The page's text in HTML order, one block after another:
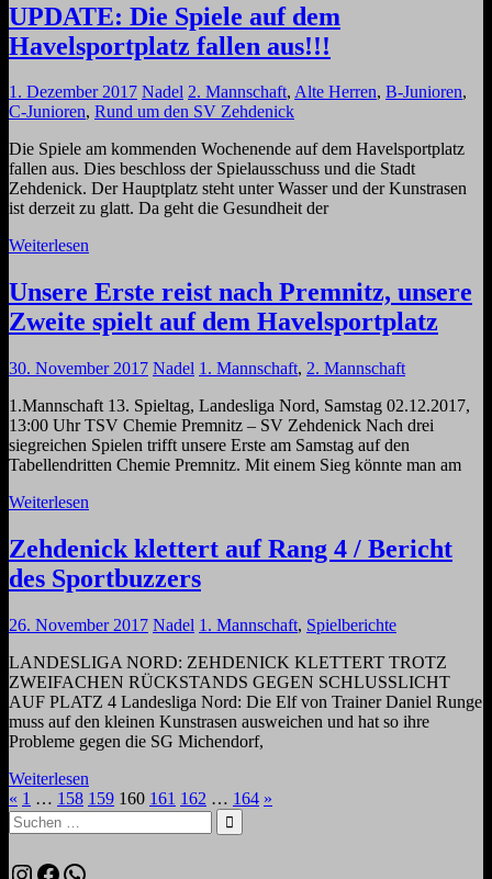
UPDATE: Die Spiele auf dem
Havelsportplatz fallen aus!!!
1. Dezember 2017 Nadel 2. Mannschaft, Alte Herren, B-Junioren,
C-Junioren, Rund um den SV Zehdenick
Die Spiele am kommenden Wochenende auf dem Havelsportplatz
fallen aus. Dies beschloss der Spielausschuss und die Stadt
Zehdenick. Der Hauptplatz steht unter Wasser und der Kunstrasen
ist derzeit zu glatt. Da geht die Gesundheit der
Weiterlesen
Unsere Erste reist nach Premnitz, unsere
Zweite spielt auf dem Havelsportplatz
30. November 2017 Nadel 1. Mannschaft, 2. Mannschaft
1.Mannschaft 13. Spieltag, Landesliga Nord, Samstag 02.12.2017,
13:00 Uhr TSV Chemie Premnitz – SV Zehdenick Nach drei
siegreichen Spielen trifft unsere Erste am Samstag auf den
Tabellendritten Chemie Premnitz. Mit einem Sieg könnte man am
Weiterlesen
Zehdenick klettert auf Rang 4 / Bericht
des Sportbuzzers
26. November 2017 Nadel 1. Mannschaft, Spielberichte
LANDESLIGA NORD: ZEHDENICK KLETTERT TROTZ
ZWEIFACHEN RÜCKSTANDS GEGEN SCHLUSSLICHT
AUF PLATZ 4 Landesliga Nord: Die Elf von Trainer Daniel Runge
muss auf den kleinen Kunstrasen ausweichen und hat so ihre
Probleme gegen die SG Michendorf,
Weiterlesen
Seitennummerierung
der
Beiträge
« Vorherige
Beiträge
1 … 158 159 160 161 162 … 164 Nächste
»
Suchen
nach:
Suchen
Instagram
Facebook
WhatsApp